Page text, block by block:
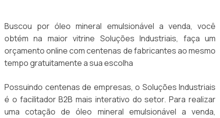
Buscou por óleo mineral emulsionável a venda, você
obtém na maior vitrine Soluções Industriais, faça um
orçamento online com centenas de fabricantes ao mesmo
tempo gratuitamente a sua escolha
Possuindo centenas de empresas, o Soluções Industriais
é o facilitador B2B mais interativo do setor. Para realizar
uma cotação de óleo mineral emulsionável a venda,